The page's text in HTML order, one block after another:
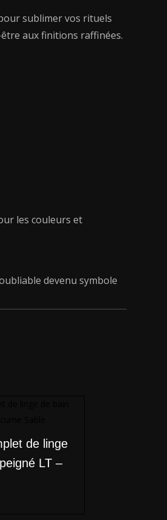
sublimer vos rituels
aux finitions raffinées.
les couleurs et
devenu symbole
de linge
LT –